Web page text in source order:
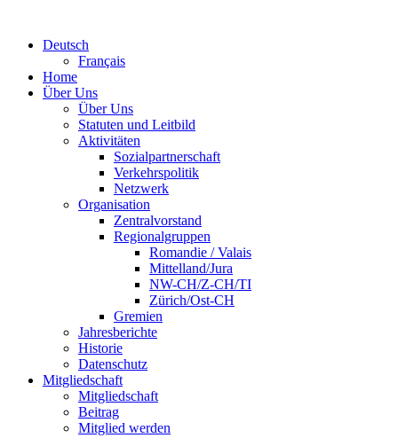
Deutsch
Français
Home
Über Uns
Über Uns
Statuten und Leitbild
Aktivitäten
Sozialpartnerschaft
Verkehrspolitik
Netzwerk
Organisation
Zentralvorstand
Regionalgruppen
Romandie / Valais
Mittelland/Jura
NW-CH/Z-CH/TI
Zürich/Ost-CH
Gremien
Jahresberichte
Historie
Datenschutz
Mitgliedschaft
Mitgliedschaft
Beitrag
Mitglied werden